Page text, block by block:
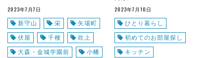
2023年7月7日
新守山 栄 矢場町
伏屋 千種 吹上
大森・金城学園前 小幡
2023年7月10日
ひとり暮らし
初めてのお部屋探し
キッチン